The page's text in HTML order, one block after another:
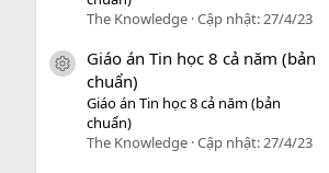
The Knowledge Cập nhật:27/4/23
icon tài liệu
Giáo án Tin học 8 cả năm (bản
chuẩn)
Giáo án Tin học 8 cả năm (bản
chuẩn)
The Knowledge Cập nhật:27/4/23